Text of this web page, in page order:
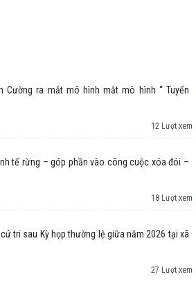
Cường ra mắt mô hình mắt mô hình “ Tuyến
12 Lượt xem
tế rừng – góp phần vào công cuộc xóa đói –
18 Lượt xem
tri sau Kỳ họp thường lệ giữa năm 2026 tại xã
27 Lượt xem